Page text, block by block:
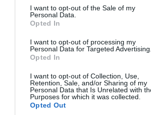
consent section.
I want to opt-out of the Sale of my
Personal Data.
Opted In
I want to opt-out of processing my
Personal Data for Targeted Advertising.
Opted In
I want to opt-out of Collection, Use,
Retention, Sale, and/or Sharing of my
Personal Data that Is Unrelated with
Purposes for which it was collected.
Opted Out
PRONEWS.GR /ΔΙΕΘΝΗΣ ΑΣΦΑΛΕΙΑ
Μ.Πεζεσκιάν: «Τώρα είναι η
ώρα για συμφωνία» – Το
Ιράν προς τις ΗΠΑ